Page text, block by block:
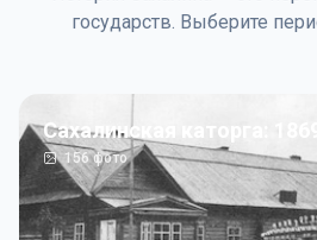
государств. Выберите
Сахалинская каторга: 1869
156фото